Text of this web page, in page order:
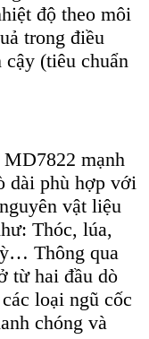
độ theo môi
trong điều
(tiêu chuẩn
mạnh
dài phù hợp với
vật liệu
Thóc, lúa,
Thông qua
từ hai đầu dò
loại ngũ cốc
chóng và